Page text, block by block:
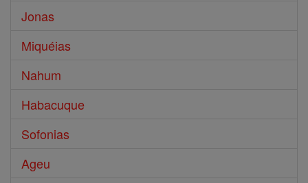
Jonas
Miquéias
Nahum
Habacuque
Sofonias
Ageu